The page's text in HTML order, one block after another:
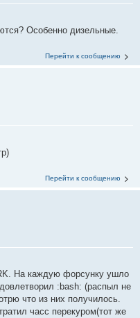
Особенно дизельные.
Перейти к сообщению
Перейти к сообщению
На каждую форсунку ушло
:bash: (распыл не
что из них получилось.
часс перекуром(тот же